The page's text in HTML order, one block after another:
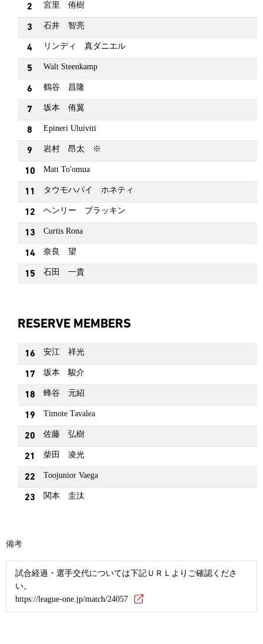
2 宮里 侑樹
3 石井 智亮
4 リンディ 真ダニエル
5 Walt Steenkamp
6 鶴谷 昌隆
7 坂本 侑翼
8 Epineri Uluiviti
9 岩村 昂太 ※
10 Matt To'omua
11 タウモハパイ ホネティ
12 ヘンリー ブラッキン
13 Curtis Rona
14 奈良 望
15 石田 一貴
RESERVE MEMBERS
16 安江 祥光
17 坂本 駿介
18 蜂谷 元紹
19 Timote Tavalea
20 佐藤 弘樹
21 柴田 凌光
22 Toojunior Vaega
23 関本 圭汰
備考
試合経過・選手交代については下記ＵＲＬよりご確認くださ
い。
https://league-one.jp/match/24057